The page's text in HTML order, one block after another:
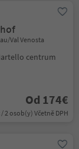
Val Venosta
centrum
Od 174€
/ 2 osob(y) Včetně DPH